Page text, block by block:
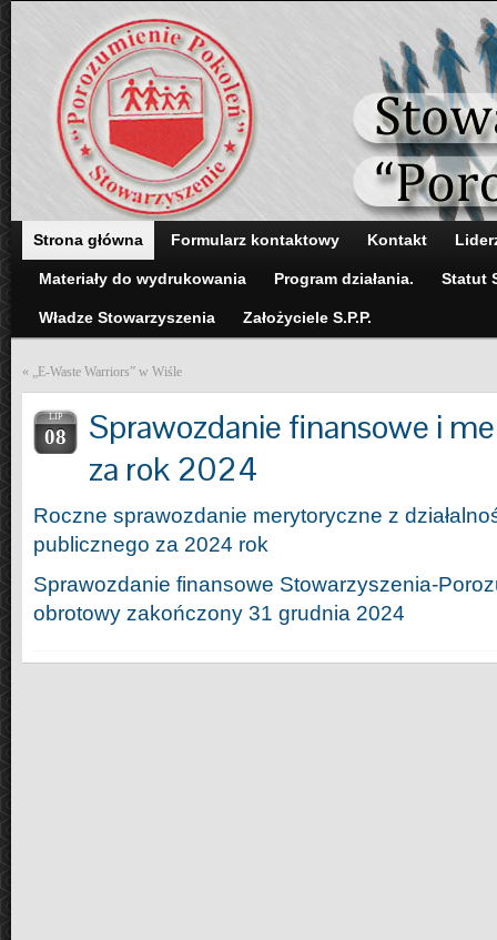
Strona główna Formularz kontaktowy Kontakt
Materiały do wydrukowania Program działania. Statut
Władze Stowarzyszenia Założyciele S.P.P.
« „E-Waste Warriors” w Wiśle
LIP
08
Sprawozdanie finansowe i
za rok 2024
Roczne sprawozdanie merytoryczne z
publicznego za 2024 rok
Sprawozdanie finansowe Stowarzyszenia-
obrotowy zakończony 31 grudnia 2024